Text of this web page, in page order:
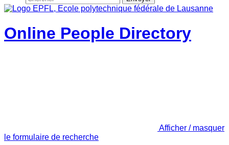
Online People Directory
Afficher / masquer
le formulaire de recherche